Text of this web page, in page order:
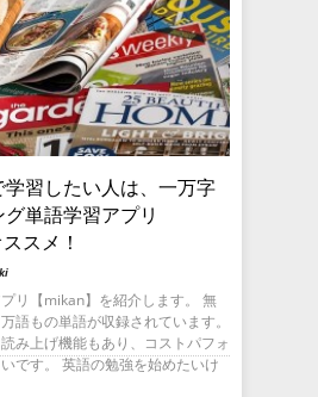
習したい人は、一万字
単語学習アプリ
スメ！
リ【mikan】を紹介します。 無
語もの単語が収録されています。
み上げ機能もあり、コストパフォ
です。 英語の勉強を始めたいけ